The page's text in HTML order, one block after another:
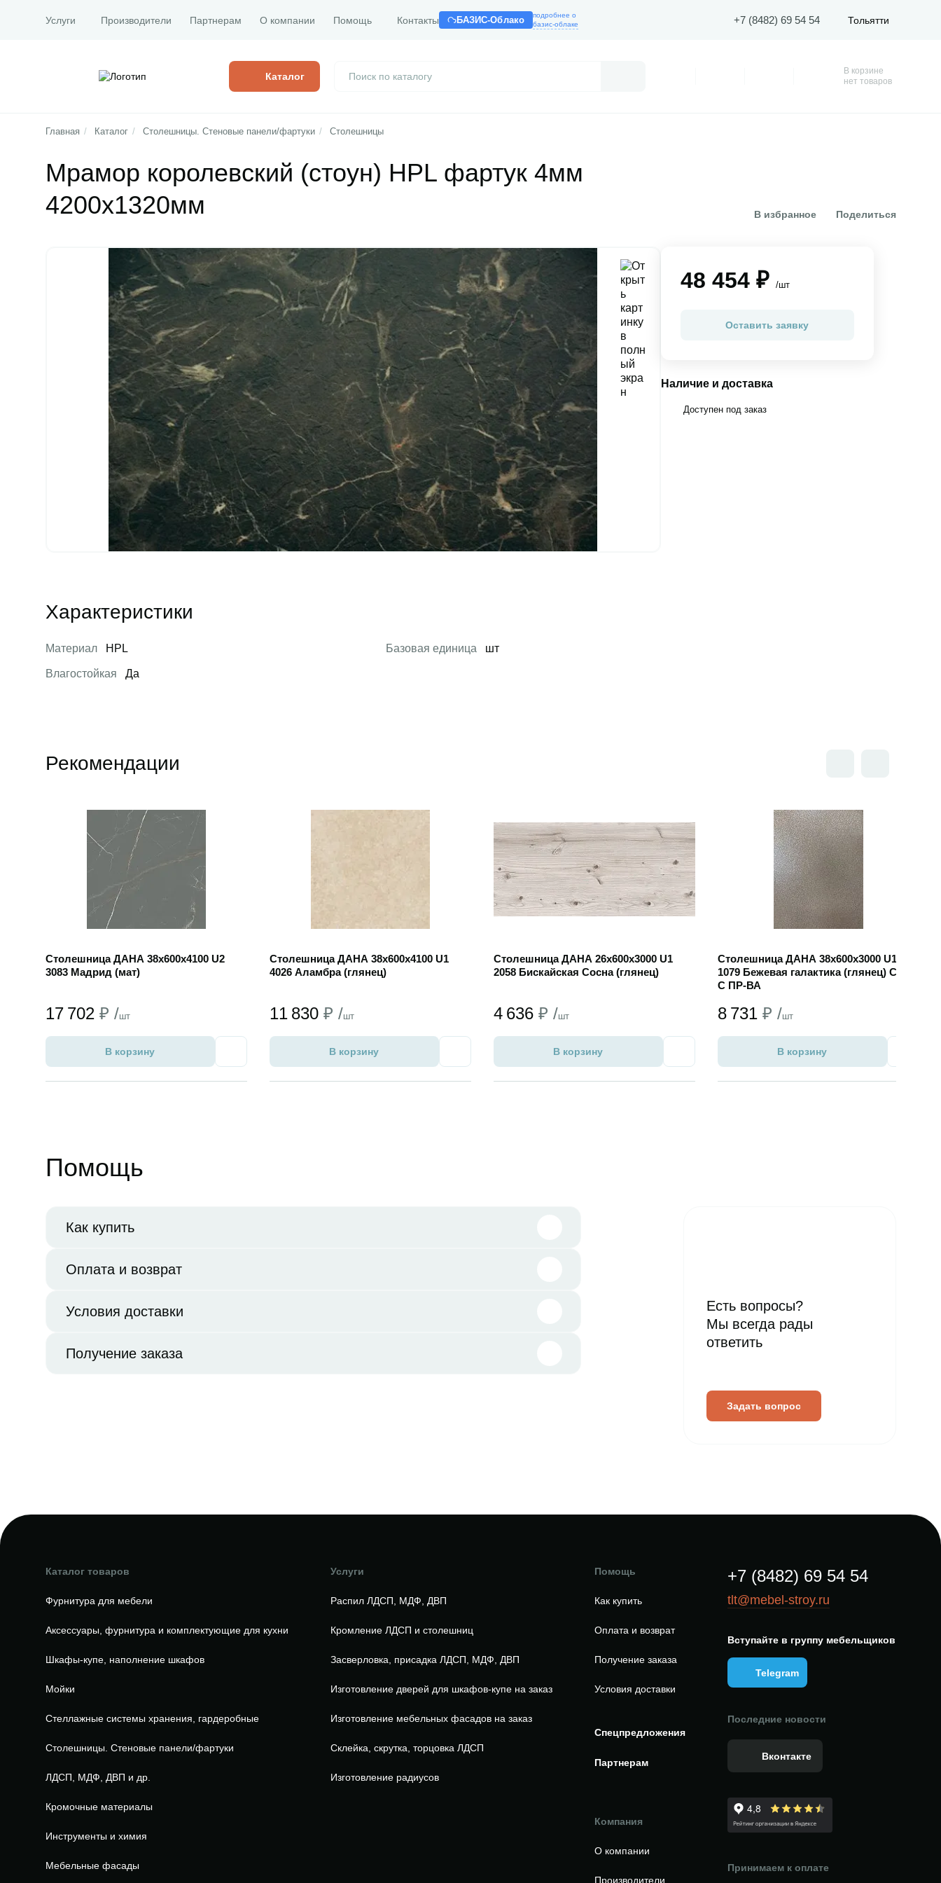
Услуги Производители Партнерам О компании Помощь Контакты БАЗИС-Облако
подробнее о
базис-облаке
+7 (8482) 69 54 54 Тольятти
Каталог Корзина
В корзине
нет товаров
Главная / Каталог / Столешницы. Стеновые панели/фартуки / Столешницы
Мрамор королевский (стоун) HPL фартук 4мм
4200х1320мм
В избранное Поделиться
48 454 ₽ /шт
Оставить заявку
Наличие и доставка
Доступен под заказ
Характеристики
Материал HPL Базовая единица шт
Влагостойкая Да
Рекомендации
Столешница ДАНА 38х600х4100 U2
3083 Мадрид (мат)
17 702 ₽ /шт
В корзину
Столешница ДАНА 38х600х4100 U1
4026 Аламбра (глянец)
11 830 ₽ /шт
В корзину
Столешница ДАНА 26х600х3000 U1
2058 Бискайская Сосна (глянец)
4 636 ₽ /шт
В корзину
Столешница ДАНА 38х600х3000 U1
1079 Бежевая галактика (глянец) СНЯТ
С ПР-ВА
8 731 ₽ /шт
В корзину
Помощь
Как купить
Оплата и возврат
Условия доставки
Получение заказа
Есть вопросы?
Мы всегда рады
ответить
Задать вопрос
Каталог товаров
Фурнитура для мебели
Аксессуары, фурнитура и комплектующие для кухни
Шкафы-купе, наполнение шкафов
Мойки
Стеллажные системы хранения, гардеробные
Столешницы. Стеновые панели/фартуки
ЛДСП, МДФ, ДВП и др.
Кромочные материалы
Инструменты и химия
Мебельные фасады
Услуги
Распил ЛДСП, МДФ, ДВП
Кромление ЛДСП и столешниц
Засверловка, присадка ЛДСП, МДФ, ДВП
Изготовление дверей для шкафов-купе на заказ
Изготовление мебельных фасадов на заказ
Склейка, скрутка, торцовка ЛДСП
Изготовление радиусов
Помощь
Как купить
Оплата и возврат
Получение заказа
Условия доставки
Спецпредложения
Партнерам
Компания
О компании
Производители
+7 (8482) 69 54 54
tlt@mebel-stroy.ru
Вступайте в группу мебельщиков
Telegram
Последние новости
Вконтакте
Принимаем к оплате